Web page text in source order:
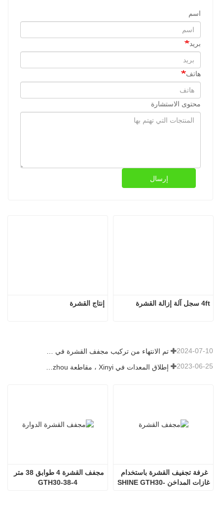
اسم
بريد
هاتف
محتوى الاستشارة
إرسال
إنتاج القشرة 4ft سجل آلة إزالة القشرة
تم الانتهاء من تركيب مجفف القشرة في رومانيا. 2024-07-10
2023-06-25
GTH30-38-4
غازات المداخن SHINE GTH30-